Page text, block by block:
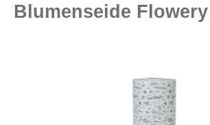
Blumenseide Flowery